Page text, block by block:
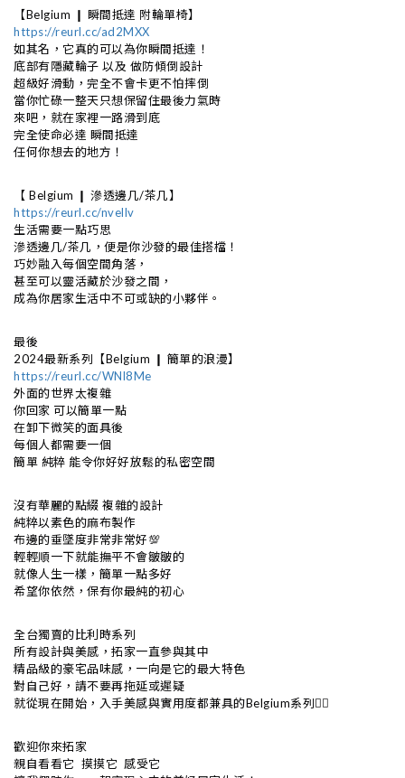
【Belgium ❙ 瞬間抵達 附輪單椅】
https://reurl.cc/ad2MXX
如其名，它真的可以為你瞬間抵達！
底部有隱藏輪子 以及 做防傾倒設計
超級好滑動，完全不會卡更不怕摔倒
當你忙碌一整天只想保留住最後力氣時
來吧，就在家裡一路滑到底
完全使命必達 瞬間抵達
任何你想去的地方！
【 Belgium ❙ 滲透邊几/茶几】
https://reurl.cc/nvellv
生活需要一點巧思
滲透邊几/茶几，便是你沙發的最佳搭檔！
巧妙融入每個空間角落，
甚至可以靈活藏於沙發之間，
成為你居家生活中不可或缺的小夥伴。
最後
2024最新系列【Belgium ❙ 簡單的浪漫】
https://reurl.cc/WNl8Me
外面的世界太複雜
你回家 可以簡單一點
在卸下微笑的面具後
每個人都需要一個
簡單 純粹 能令你好好放鬆的私密空間
沒有華麗的點綴 複雜的設計
純粹以素色的麻布製作
布邊的垂墜度非常非常好💯
輕輕順一下就能撫平不會皺皺的
就像人生一樣，簡單一點多好
希望你依然，保有你最純的初心
全台獨賣的比利時系列
所有設計與美感，拓家一直參與其中
精品級的豪宅品味感，一向是它的最大特色
對自己好，請不要再拖延或遲疑
就從現在開始，入手美感與實用度都兼具的Belgium系列👍🏻
歡迎你來拓家
親自看看它 摸摸它 感受它